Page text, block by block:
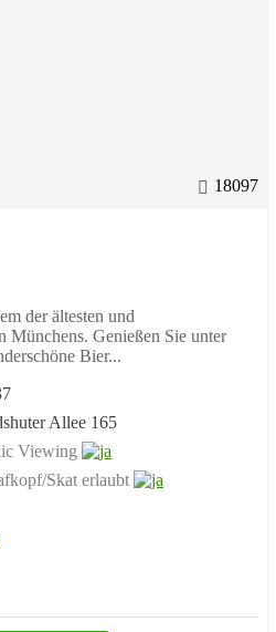
18097
der ältesten und
Münchens. Genießen Sie unter
Bier...
Allee 165
Viewing
Skat erlaubt